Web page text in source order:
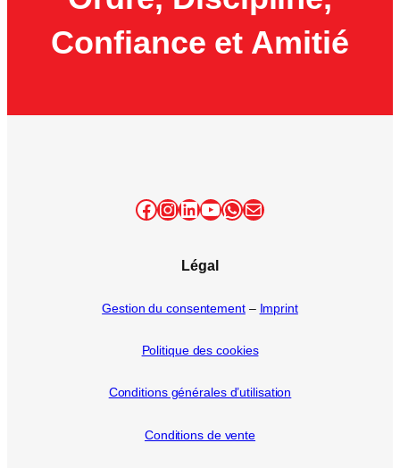
Confiance et Amitié
Facebook
Instagram
LinkedIn
YouTube
WhatsApp
E-mail
Légal
Gestion du consentement– Imprint
Politique des cookies
Conditions générales d’utilisation
Conditions de vente